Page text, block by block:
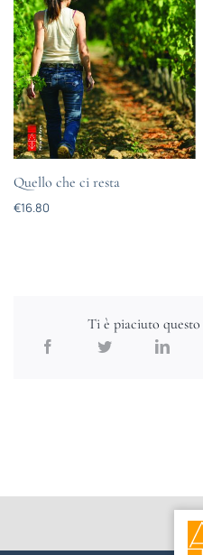
Quello che ci resta
€16.80
Ti è piaciuto